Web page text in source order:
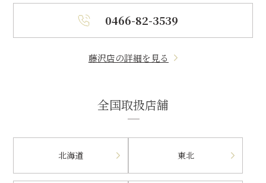
0466-82-3539
藤沢店の詳細を見る
全国取扱店舗
北海道 東北